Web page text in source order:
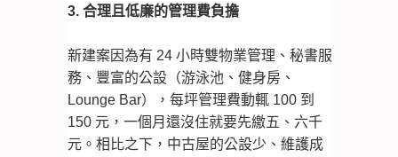
3. 合理且低廉的管理費負擔
新建案因為有 24 小時雙物業管理、秘書服
務、豐富的公設（游泳池、健身房、
Lounge Bar），每坪管理費動輒 100 到
150 元，一個月還沒住就要先繳五、六千
元。相比之下，中古屋的公設少、維護成